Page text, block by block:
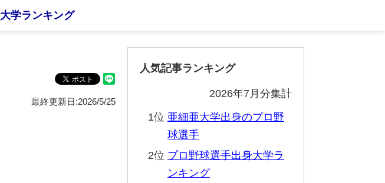
学ランキング
最終更新日:2026/5/25
人気記事ランキング
2026年7月分集計
1位 亜細亜大学出身のプロ野
球選手
2位 プロ野球選手出身大学ラ
ンキング